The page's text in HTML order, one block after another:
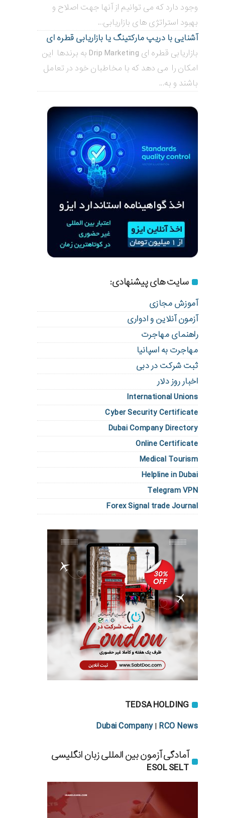
وجود دارد که می توانیم از آنها جهت اصلاح و
بهبود استراتژی های بازاریابی...
آشنایی با دریپ مارکتینگ یا بازاریابی قطره ای
بازاریابی قطره ای Drip Marketing به برندها این
امکان را می دهد که با مخاطبان خود در تعامل
باشند و به...
سایت های پیشنهادی:
آموزش مجازی
آزمون آنلاین و ادواری
راهنمای مهاجرت
مهاجرت به اسپانیا
ثبت شرکت در دبی
اخبار روز دلار
International Unions
Cyber Security Certificate
Dubai Company Directory
Online Certificate
Medical Tourism
Helpline in Dubai
Telegram VPN
Forex Signal trade Journal
TEDSA HOLDING
Dubai Company| RCO News
آمادگی آزمون بین المللی زبان انگلیسی
ESOL SELT